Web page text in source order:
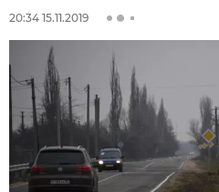
20:34 15.11.2019